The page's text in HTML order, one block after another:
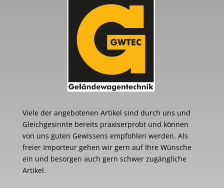
Viele der angebotenen Artikel sind durch uns und
Gleichgesinnte bereits praxiserprobt und können
von uns guten Gewissens empfohlen werden. Als
freier Importeur gehen wir gern auf Ihre Wünsche
ein und besorgen auch gern schwer zugängliche
Artikel.